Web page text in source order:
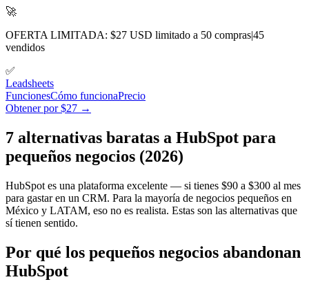
🚀
OFERTA LIMITADA: $27 USD limitado a 50 compras|45
vendidos
✅
Leadsheets
FuncionesCómo funcionaPrecio
Obtener por $27 →
7 alternativas baratas a HubSpot para
pequeños negocios (2026)
HubSpot es una plataforma excelente — si tienes $90 a $300 al mes
para gastar en un CRM. Para la mayoría de negocios pequeños en
México y LATAM, eso no es realista. Estas son las alternativas que
sí tienen sentido.
Por qué los pequeños negocios abandonan
HubSpot